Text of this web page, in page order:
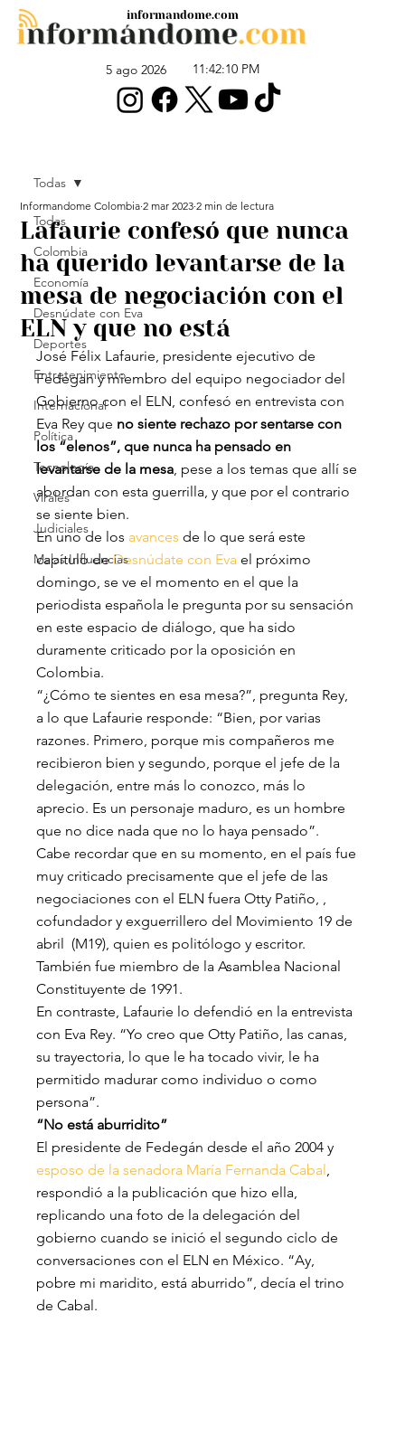
5 ago 2026 11:42:10 PM
informandome.com
Todas
Colombia
Economía
Desnúdate con Eva
Deportes
Entretenimiento
Internacional
Política
Tecnología
Virales
Judiciales
Malas Influencias
Todas
Lafaurie confesó que nunca
ha querido levantarse de la
mesa de negociación con el
ELN y que no está
Informandome Colombia 2 mar 2023 2 min de lectura
José Félix Lafaurie, presidente ejecutivo de
Fedegan y miembro del equipo negociador del
Gobierno con el ELN, confesó en entrevista con
Eva Rey que no siente rechazo por sentarse con
los “elenos”, que nunca ha pensado en
levantarse de la mesa, pese a los temas que allí se
abordan con esta guerrilla, y que por el contrario
se siente bien.
En uno de los avances de lo que será este
capítulo de Desnúdate con Eva el próximo
domingo, se ve el momento en el que la
periodista española le pregunta por su sensación
en este espacio de diálogo, que ha sido
duramente criticado por la oposición en
Colombia.
“¿Cómo te sientes en esa mesa?”, pregunta Rey,
a lo que Lafaurie responde: “Bien, por varias
razones. Primero, porque mis compañeros me
recibieron bien y segundo, porque el jefe de la
delegación, entre más lo conozco, más lo
aprecio. Es un personaje maduro, es un hombre
que no dice nada que no lo haya pensado”.
Cabe recordar que en su momento, en el país fue
muy criticado precisamente que el jefe de las
negociaciones con el ELN fuera Otty Patiño, ,
cofundador y exguerrillero del Movimiento 19 de
abril  (M19), quien es politólogo y escritor.
También fue miembro de la Asamblea Nacional
Constituyente de 1991.​
En contraste, Lafaurie lo defendió en la entrevista
con Eva Rey. “Yo creo que Otty Patiño, las canas,
su trayectoria, lo que le ha tocado vivir, le ha
permitido madurar como individuo o como
persona”.
“No está aburridito”
El presidente de Fedegán desde el año 2004 y
esposo de la senadora María Fernanda Cabal,
respondió a la publicación que hizo ella,
replicando una foto de la delegación del
gobierno cuando se inició el segundo ciclo de
conversaciones con el ELN en México. “Ay,
pobre mi maridito, está aburrido”, decía el trino
de Cabal.